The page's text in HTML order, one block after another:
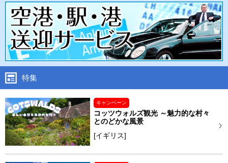
特集
キャンペーン
コッツウォルズ観光 ～魅力的な村々
とのどかな風景
[イギリス]